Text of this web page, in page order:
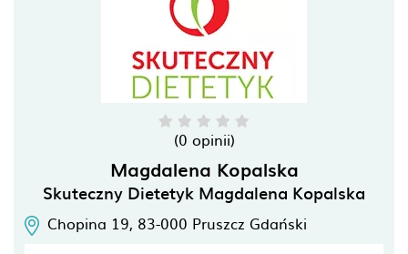
(0 opinii)
Magdalena Kopalska
Skuteczny Dietetyk Magdalena Kopalska
Chopina 19, 83-000 Pruszcz Gdański